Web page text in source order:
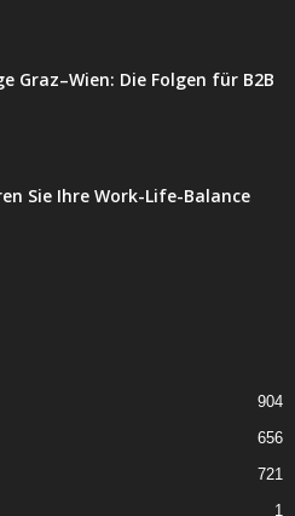
Graz–Wien: Die Folgen für B2B
Sie Ihre Work-Life-Balance
904
656
721
1